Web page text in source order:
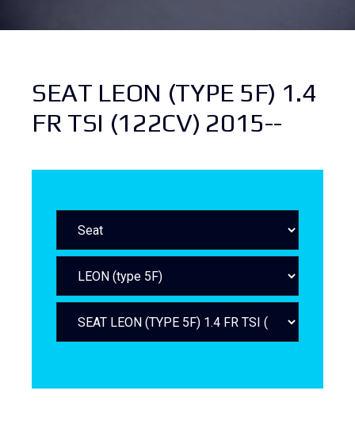
SEAT LEON (TYPE 5F) 1.4
FR TSI (122CV) 2015--